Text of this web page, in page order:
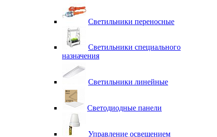
Светильники переносные
Светильники специального
назначения
Светильники линейные
Светодиодные панели
Управление освещением